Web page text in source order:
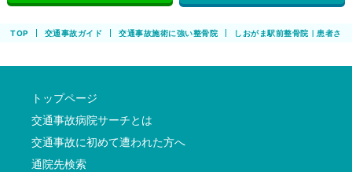
TOP 交通事故ガイド 交通事故施術に強い整骨院 しおがま駅前整骨院｜患者さ
トップページ
交通事故病院サーチとは
交通事故に初めて遭われた方へ
通院先検索